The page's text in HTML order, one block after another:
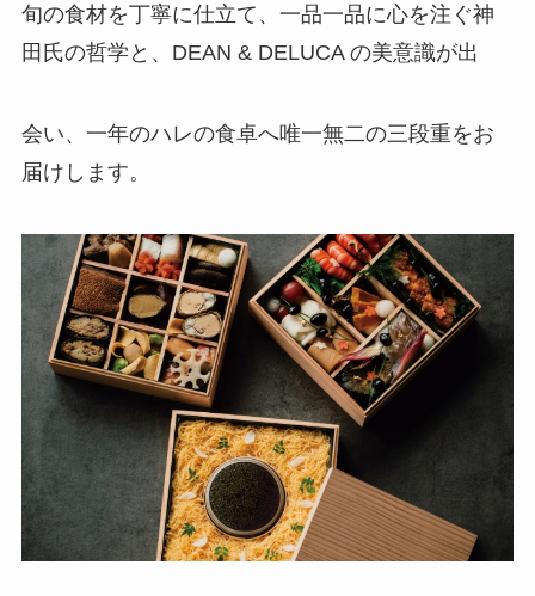
旬の食材を丁寧に仕立て、一品一品に心を注ぐ神
田氏の哲学と、DEAN & DELUCA の美意識が出
会い、一年のハレの食卓へ唯一無二の三段重をお
届けします。